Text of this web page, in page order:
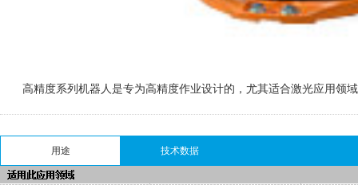
高精度系列机器人是专为高精度作业设计的，尤其适合激光应用领
用途 技术数据